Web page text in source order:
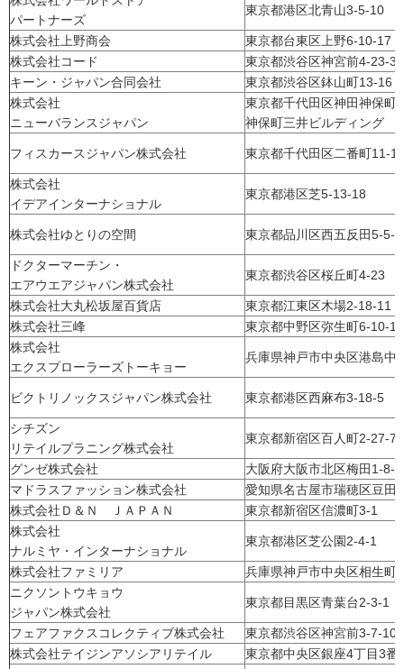
パートナーズ
東京都港区北青山3-5-10
株式会社上野商会
東京都台東区上野6-10-17
株式会社コード
東京都渋谷区神宮前4-23-
キーン・ジャパン合同会社
東京都渋谷区鉢山町13-16
株式会社
ニューバランスジャパン
東京都千代田区神田神保
神保町三井ビルディング
フィスカースジャパン株式会社 東京都千代田区二番町11-19
株式会社
イデアインターナショナル
東京都港区芝5-13-18
株式会社ゆとりの空間 東京都品川区西五反田5-5-7
ドクターマーチン・
エアウエアジャパン株式会社
東京都渋谷区桜丘町4-23
株式会社大丸松坂屋百貨店
東京都江東区木場2-18-11
株式会社三峰
東京都中野区弥生町6-10-11
株式会社
エクスプローラーズトーキョー
兵庫県神戸市中央区港島中
ビクトリノックスジャパン株式会社 東京都港区西麻布3-18-5
シチズン
リテイルプラニング株式会社
東京都新宿区百人町2-27-7
グンゼ株式会社
大阪府大阪市北区梅田1-8-
マドラスファッション株式会社
愛知県名古屋市瑞穂区豆田
株式会社Ｄ＆Ｎ ＪＡＰＡＮ
東京都新宿区信濃町3-1
株式会社
ナルミヤ・インターナショナル
東京都港区芝公園2-4-1
株式会社ファミリア
兵庫県神戸市中央区相生町
ニクソントウキョウ
ジャパン株式会社
東京都目黒区青葉台2-3-1
フェアファクスコレクティブ株式会社
東京都渋谷区神宮前3-7-
株式会社テイジンアソシアリテイル
東京都中央区銀座4丁目3番